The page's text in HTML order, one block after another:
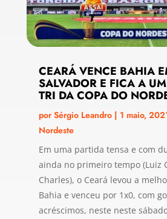
CEARÁ VENCE BAHIA
SALVADOR E FICA A
TRI DA COPA DO
porSérgio Leandro| 1 maio,
Nordeste
Em uma partida tensa e com
ainda no primeiro tempo (Luiz
Charles), o Ceará levou a
Bahia e venceu por 1x0, com
acréscimos, neste neste